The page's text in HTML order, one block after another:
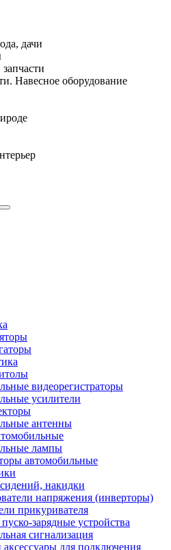
дачи
Навесное оборудование
видеорегистраторы
усилители
антенны
лампы
автомобильные
накидки
напряжения (инверторы)
прикуривателя
зарядные устройства
сигнализация
для подключения